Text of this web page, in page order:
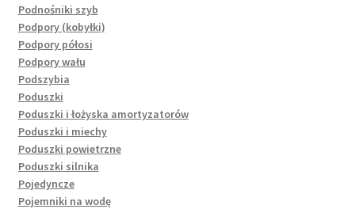
Podnośniki szyb
Podpory (kobyłki)
Podpory półosi
Podpory wału
Podszybia
Poduszki
Poduszki i łożyska amortyzatorów
Poduszki i miechy
Poduszki powietrzne
Poduszki silnika
Pojedyncze
Pojemniki na wodę